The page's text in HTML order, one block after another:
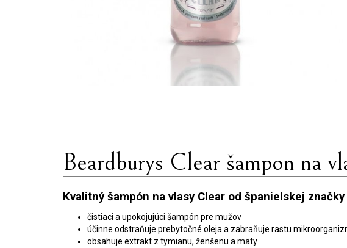
Beardburys Clear šampon na
Kvalitný šampón na vlasy Clear od španielskej
čistiaci a upokojujúci šampón pre mužov
účinne odstraňuje prebytočné oleja a zabraňuje rastu
obsahuje extrakt z tymianu, ženšenu a mäty